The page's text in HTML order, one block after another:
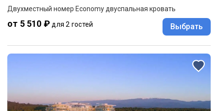
Двухместный номер Economy двуспальная кровать
от 5 510 ₽ для 2 гостей Выбрать